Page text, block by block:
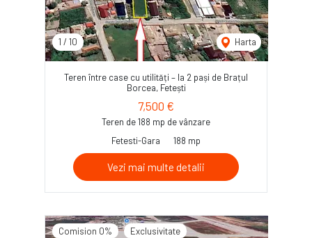
1 / 10 Harta
Teren între case cu utilități – la 2 pași de Brațul
Borcea, Fetești
7,500 €
Teren de 188 mp de vânzare
Fetesti-Gara
188 mp
Vezi mai multe detalii
Comision 0% Exclusivitate